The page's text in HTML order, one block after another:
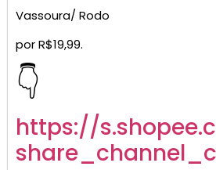
Vassoura/ Rodo
por R$19,99.
👇
https://